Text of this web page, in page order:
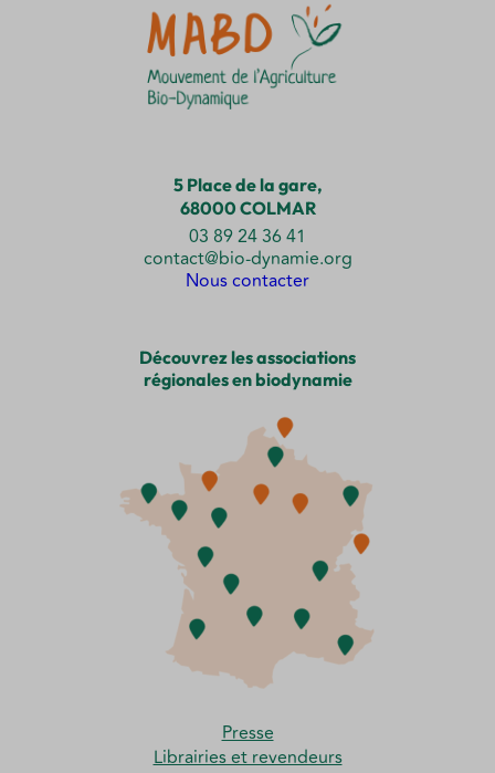
5 Place de la gare,
68000 COLMAR
03 89 24 36 41
contact@bio-dynamie.org
Nous contacter
Découvrez les associations
régionales en biodynamie
Presse
Librairies et revendeurs